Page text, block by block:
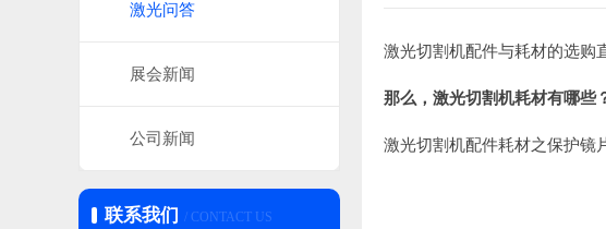
激光问答
展会新闻
公司新闻
联系我们 / CONTACT US
激光切割机配件与耗材的选购
那么，激光切割机耗材有哪些
激光切割机配件耗材之保护镜